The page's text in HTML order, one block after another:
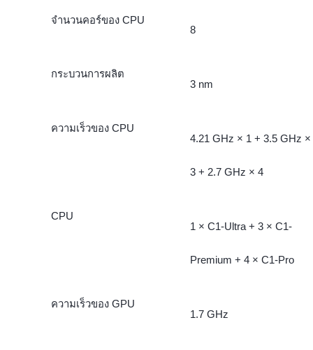
จำนวนคอร์ของ CPU
8
กระบวนการผลิต
3 nm
ความเร็วของ CPU
4.21 GHz × 1 + 3.5 GHz ×
3 + 2.7 GHz × 4
CPU
1 × C1-Ultra + 3 × C1-
Premium + 4 × C1-Pro
ความเร็วของ GPU
1.7 GHz